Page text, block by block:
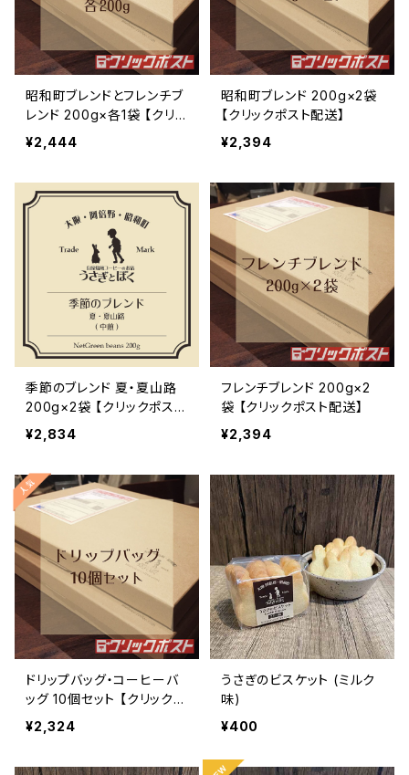
昭和町ブレンドとフレンチブ
レンド 200g×各1袋 【クリッ
クポスト配送】
¥2,444
昭和町ブレンド 200g×2袋
【クリックポスト配送】
¥2,394
季節のブレンド 夏・夏山路
200g×2袋 【クリックポスト
配送】
¥2,834
フレンチブレンド 200g×2
袋 【クリックポスト配送】
¥2,394
ドリップバッグ・コーヒーバ
ッグ 10個セット 【クリックポ
スト配送】
¥2,324
うさぎのビスケット (ミルク
味)
¥400